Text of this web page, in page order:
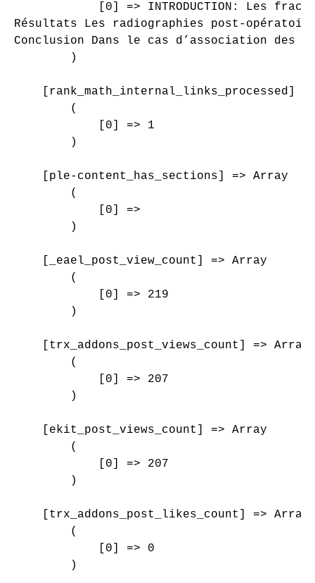
[0] => INTRODUCTION: Les
Résultats Les radiographies post-
Conclusion Dans le cas d’association
        )
[rank_math_internal_links_processed]
        (
            [0] => 1
        )
    [ple-content_has_sections] => Array
        (
            [0] =>
        )
    [_eael_post_view_count] => Array
        (
            [0] => 219
        )
    [trx_addons_post_views_count] => Array
        (
            [0] => 207
        )
    [ekit_post_views_count] => Array
        (
            [0] => 207
        )
    [trx_addons_post_likes_count] => Array
        (
            [0] => 0
        )